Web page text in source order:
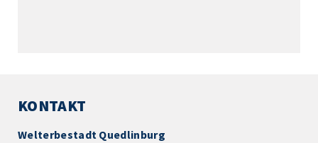
KONTAKT
Welterbestadt Quedlinburg